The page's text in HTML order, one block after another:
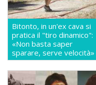
Bitonto, in un'ex cava si
pratica il "tiro dinamico":
«Non basta saper
sparare, serve velocità»